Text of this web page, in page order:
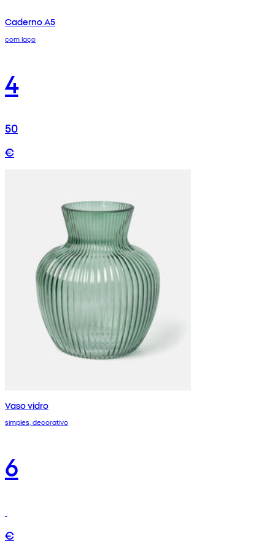
Caderno A5
com laço
4
50
€
Vaso vidro
simples, decorativo
6
€